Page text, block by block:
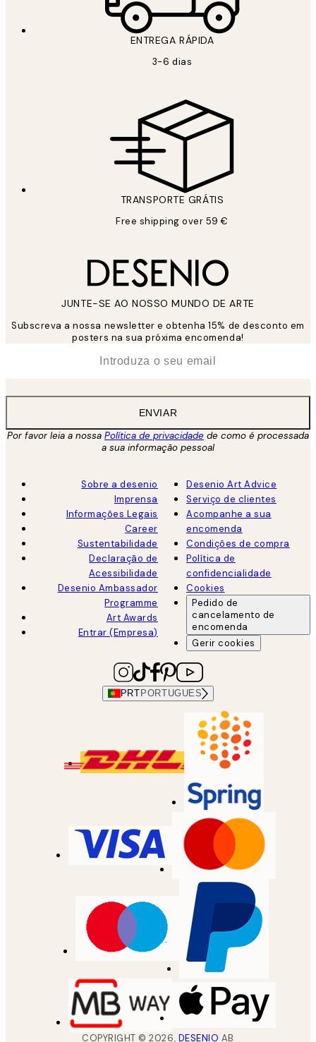
ENTREGA RÁPIDA
3-6 dias
TRANSPORTE GRÁTIS
Free shipping over 59 €
JUNTE-SE AO NOSSO MUNDO DE ARTE
Subscreva a nossa newsletter e obtenha 15% de desconto em
posters na sua próxima encomenda!
ENVIAR
Por favor leia a nossa Política de privacidade de como é processada
a sua informação pessoal
Sobre a desenio
Imprensa
Informações Legais
Career
Sustentabilidade
Declaração de
Acessibilidade
Desenio Ambassador
Programme
Art Awards
Entrar (Empresa)
Desenio Art Advice
Serviço de clientes
Acompanhe a sua
encomenda
Condições de compra
Política de
confidencialidade
Cookies
Pedido de
cancelamento de
encomenda
Gerir cookies
PRT PORTUGUES
COPYRIGHT ©2026, DESENIO AB